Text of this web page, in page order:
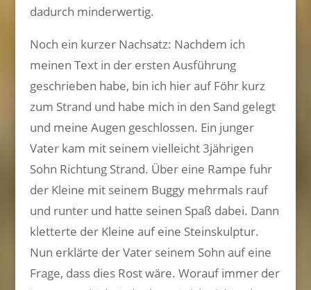
dadurch minderwertig.
Noch ein kurzer Nachsatz: Nachdem ich
meinen Text in der ersten Ausführung
geschrieben habe, bin ich hier auf Föhr kurz
zum Strand und habe mich in den Sand gelegt
und meine Augen geschlossen. Ein junger
Vater kam mit seinem vielleicht 3jährigen
Sohn Richtung Strand. Über eine Rampe fuhr
der Kleine mit seinem Buggy mehrmals rauf
und runter und hatte seinen Spaß dabei. Dann
kletterte der Kleine auf eine Steinskulptur.
Nun erklärte der Vater seinem Sohn auf eine
Frage, dass dies Rost wäre. Worauf immer der